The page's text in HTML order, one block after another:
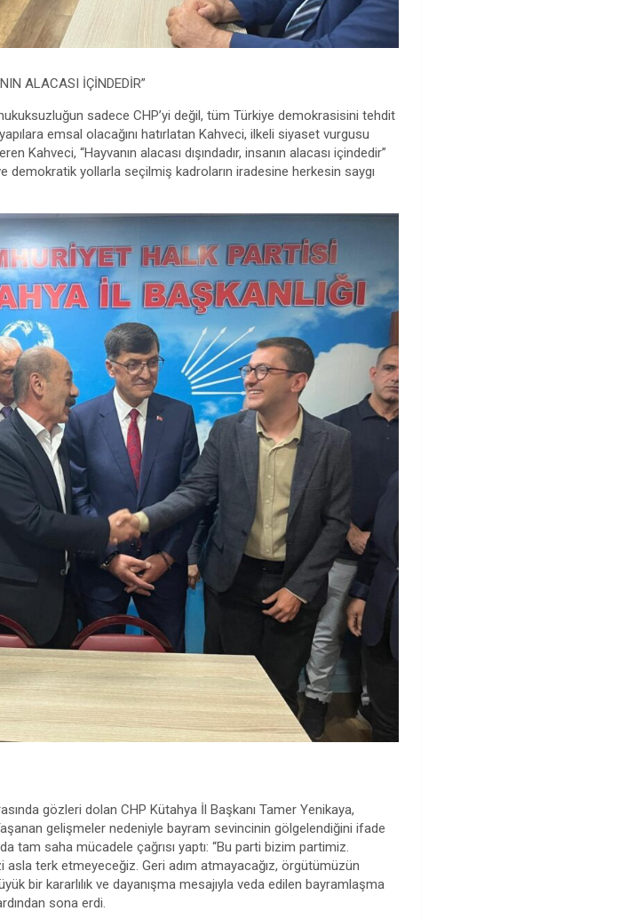
ALACASI İÇİNDEDİR”
sadece CHP’yi değil, tüm Türkiye demokrasisini tehdit
emsal olacağını hatırlatan Kahveci, ilkeli siyaset vurgusu
Kahveci, “Hayvanın alacası dışındadır, insanın alacası içindedir”
yollarla seçilmiş kadroların iradesine herkesin saygı
gözleri dolan CHP Kütahya İl Başkanı Tamer Yenikaya,
gelişmeler nedeniyle bayram sevincinin gölgelendiğini ifade
tam saha mücadele çağrısı yaptı: “Bu parti bizim partimiz.
terk etmeyeceğiz. Geri adım atmayacağız, örgütümüzün
bir kararlılık ve dayanışma mesajıyla veda edilen bayramlaşma
sona erdi.